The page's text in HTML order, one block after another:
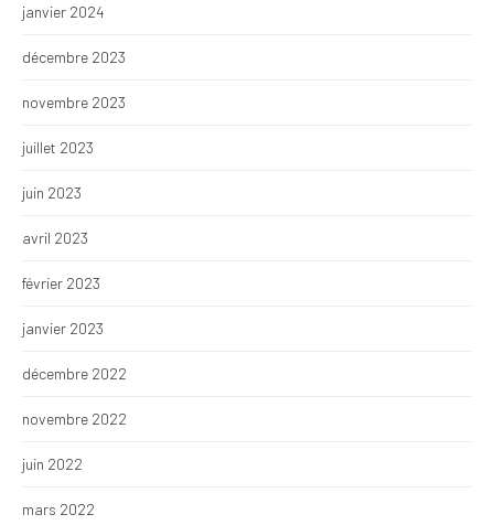
janvier 2024
décembre 2023
novembre 2023
juillet 2023
juin 2023
avril 2023
février 2023
janvier 2023
décembre 2022
novembre 2022
juin 2022
mars 2022